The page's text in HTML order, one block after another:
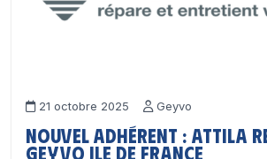
21 octobre 2025 Geyvo
Nouvel adhérent : ATTILA
GEYVO Ile de France